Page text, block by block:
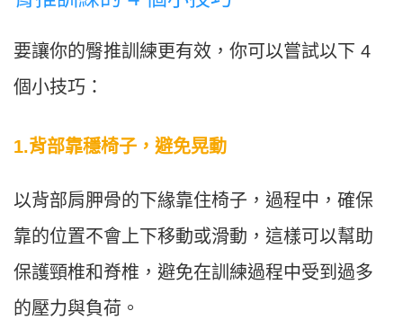
要讓你的臀推訓練更有效，你可以嘗試以下 4
個小技巧：
1.背部靠穩椅子，避免晃動
以背部肩胛骨的下緣靠住椅子，過程中，確保
靠的位置不會上下移動或滑動，這樣可以幫助
保護頸椎和脊椎，避免在訓練過程中受到過多
的壓力與負荷。